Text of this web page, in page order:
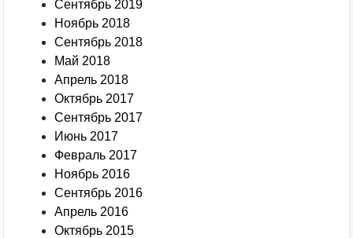
Сентябрь 2019
Ноябрь 2018
Сентябрь 2018
Май 2018
Апрель 2018
Октябрь 2017
Сентябрь 2017
Июнь 2017
Февраль 2017
Ноябрь 2016
Сентябрь 2016
Апрель 2016
Октябрь 2015